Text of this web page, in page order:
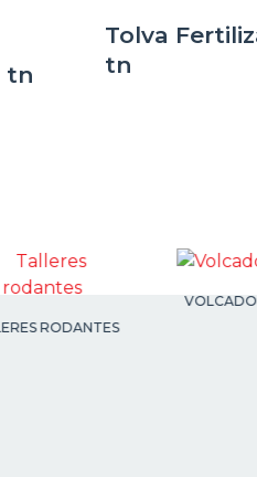
tn
Tolva
tn
RODANTES